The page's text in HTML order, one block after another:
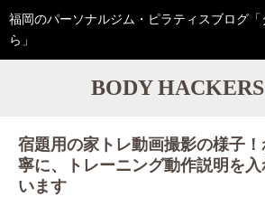
福岡のパーソナルジム・ピラティスブログ
ら」
BODY
宿題用の家トレ動画撮影の様子
寧に、トレーニング動作説明を
います